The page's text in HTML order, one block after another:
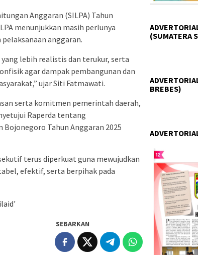
Anggaran (SILPA) Tahun
menunjukkan masih perlunya
anggaran.
lebih realistis dan terukur, serta
agar dampak pembangunan dan
ujar Siti Fatmawati.
serta komitmen pemerintah daerah,
Raperda tentang
Tahun Anggaran 2025
terus diperkuat guna mewujudkan
efektif, serta berpihak pada
SEBARKAN
(SUMATERA
BREBES)